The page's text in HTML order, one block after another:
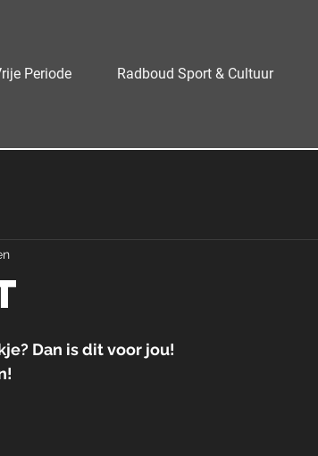
Periode Radboud Sport & Cultuur
Dan is dit voor jou!